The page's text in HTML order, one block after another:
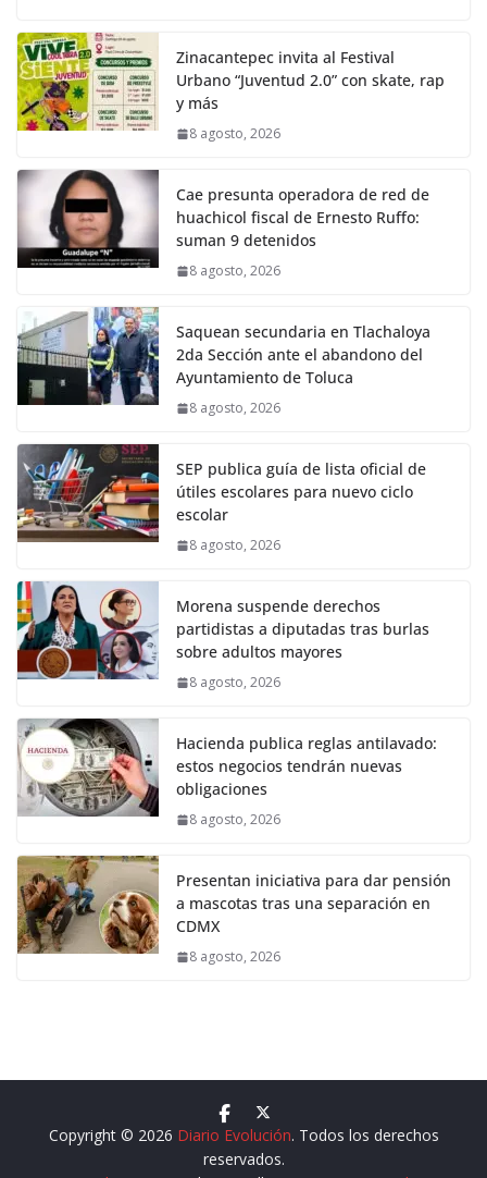
Zinacantepec invita al Festival
Urbano “Juventud 2.0” con skate, rap
y más
8 agosto, 2026
Cae presunta operadora de red de
huachicol fiscal de Ernesto Ruffo:
suman 9 detenidos
8 agosto, 2026
Saquean secundaria en Tlachaloya
2da Sección ante el abandono del
Ayuntamiento de Toluca
8 agosto, 2026
SEP publica guía de lista oficial de
útiles escolares para nuevo ciclo
escolar
8 agosto, 2026
Morena suspende derechos
partidistas a diputadas tras burlas
sobre adultos mayores
8 agosto, 2026
Hacienda publica reglas antilavado:
estos negocios tendrán nuevas
obligaciones
8 agosto, 2026
Presentan iniciativa para dar pensión
a mascotas tras una separación en
CDMX
8 agosto, 2026
Copyright © 2026 Diario Evolución. Todos los derechos
reservados.